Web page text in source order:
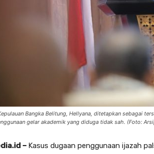
Bangka Belitung, Hellyana, ditetapkan sebagai
gelar akademik yang diduga tidak sah. (Foto:
– Kasus dugaan penggunaan ijazah